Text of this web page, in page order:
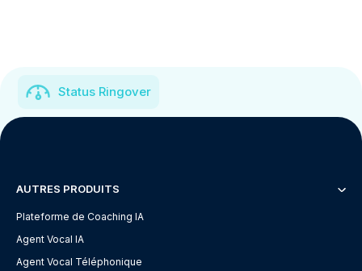
Status Ringover
AUTRES PRODUITS
Plateforme de Coaching IA
Agent Vocal IA
Agent Vocal Téléphonique